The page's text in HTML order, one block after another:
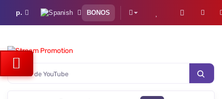
р. BONOS
visitas de YouTube